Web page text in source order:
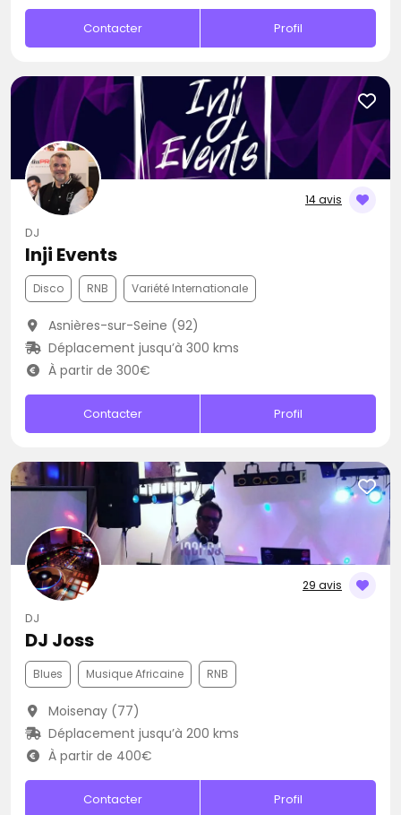
Contacter Profil
14 avis
DJ
Inji Events
Disco RNB Variété Internationale
Asnières-sur-Seine (92)
Déplacement jusqu’à 300 kms
À partir de 300€
Contacter Profil
29 avis
DJ
DJ Joss
Blues Musique Africaine RNB
Moisenay (77)
Déplacement jusqu’à 200 kms
À partir de 400€
Contacter Profil